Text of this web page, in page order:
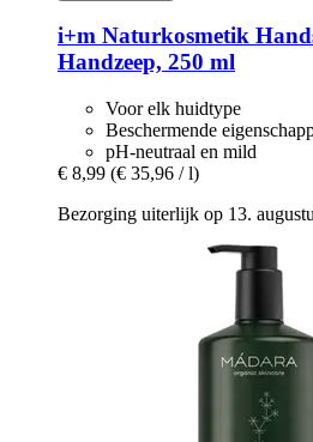
i+m Naturkosmetik
Handzeep, 250 ml
Voor elk huidtype
Beschermende
pH-neutraal en mild
€ 8,99 (€ 35,96 / l)
Bezorging uiterlijk op 13.